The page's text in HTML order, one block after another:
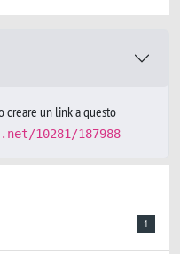
creare un link a questo
10281/187988
1